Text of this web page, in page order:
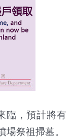
臨，預計將有
祭祖掃墓。